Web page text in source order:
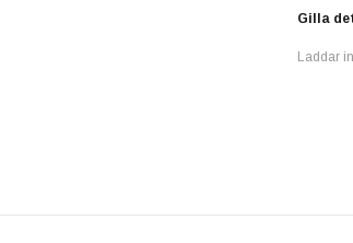
Gilla
Laddar